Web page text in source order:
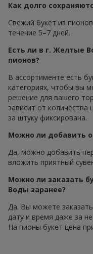
Как долго
Свежий букет из
течение 5–7 дней.
Есть ли в г. Желтые
пионов?
В ассортименте есть
категориях, чтобы вы
решение для вашего
зависит от
за штуку фиксирована.
Можно ли добавить
Да, можно добавить
вложить приятный
Можно ли заказать
Воды заранее?
Да. Вы можете
дату и время даже за
На пионы букет цена